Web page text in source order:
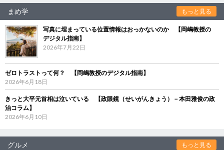
まめ学 もっと見る
写真に埋まっている位置情報はおっかないのか 【岡嶋教授の
デジタル指南】
2026年7月22日
ゼロトラストって何？ 【岡嶋教授のデジタル指南】
2026年6月18日
きっと大平元首相は泣いている 【政眼鏡（せいがんきょう）－本田雅俊の政
治コラム】
2026年6月10日
グルメ もっと見る